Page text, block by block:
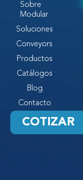
Sobre
Modular
Soluciones
Conveyors
Productos
Catálogos
Blog
Contacto
COTIZAR